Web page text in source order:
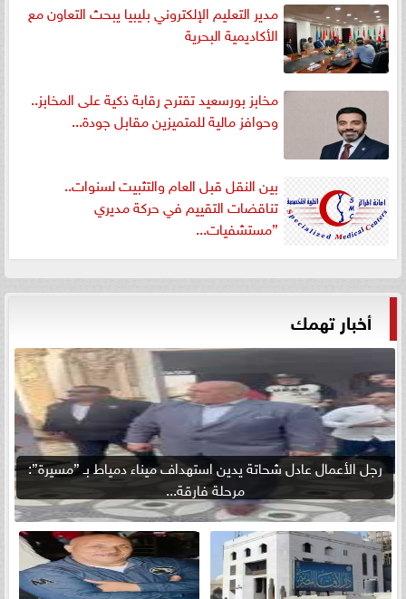
مدير التعليم الإلكتروني بليبيا يبحث التعاون مع
الأكاديمية البحرية
مخابز بورسعيد تقترح رقابة ذكية على المخابز..
وحوافز مالية للمتميزين مقابل جودة...
بين النقل قبل العام والتثبيت لسنوات..
تناقضات التقييم في حركة مديري
”مستشفيات...
أخبار تهمك
رجل الأعمال عادل شحاتة يدين استهداف ميناء دمياط بـ ”مسيرة”:
مرحلة فارقة...